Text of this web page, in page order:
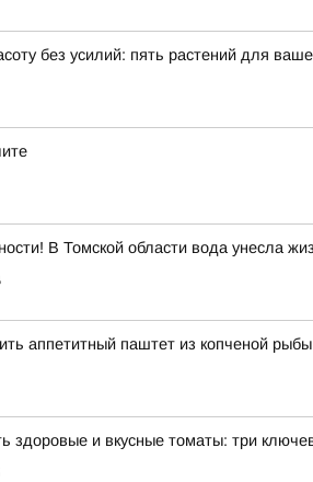
без усилий: пять растений для
В Томской области вода унесла
аппетитный паштет из копченой рыбы
здоровые и вкусные томаты: три